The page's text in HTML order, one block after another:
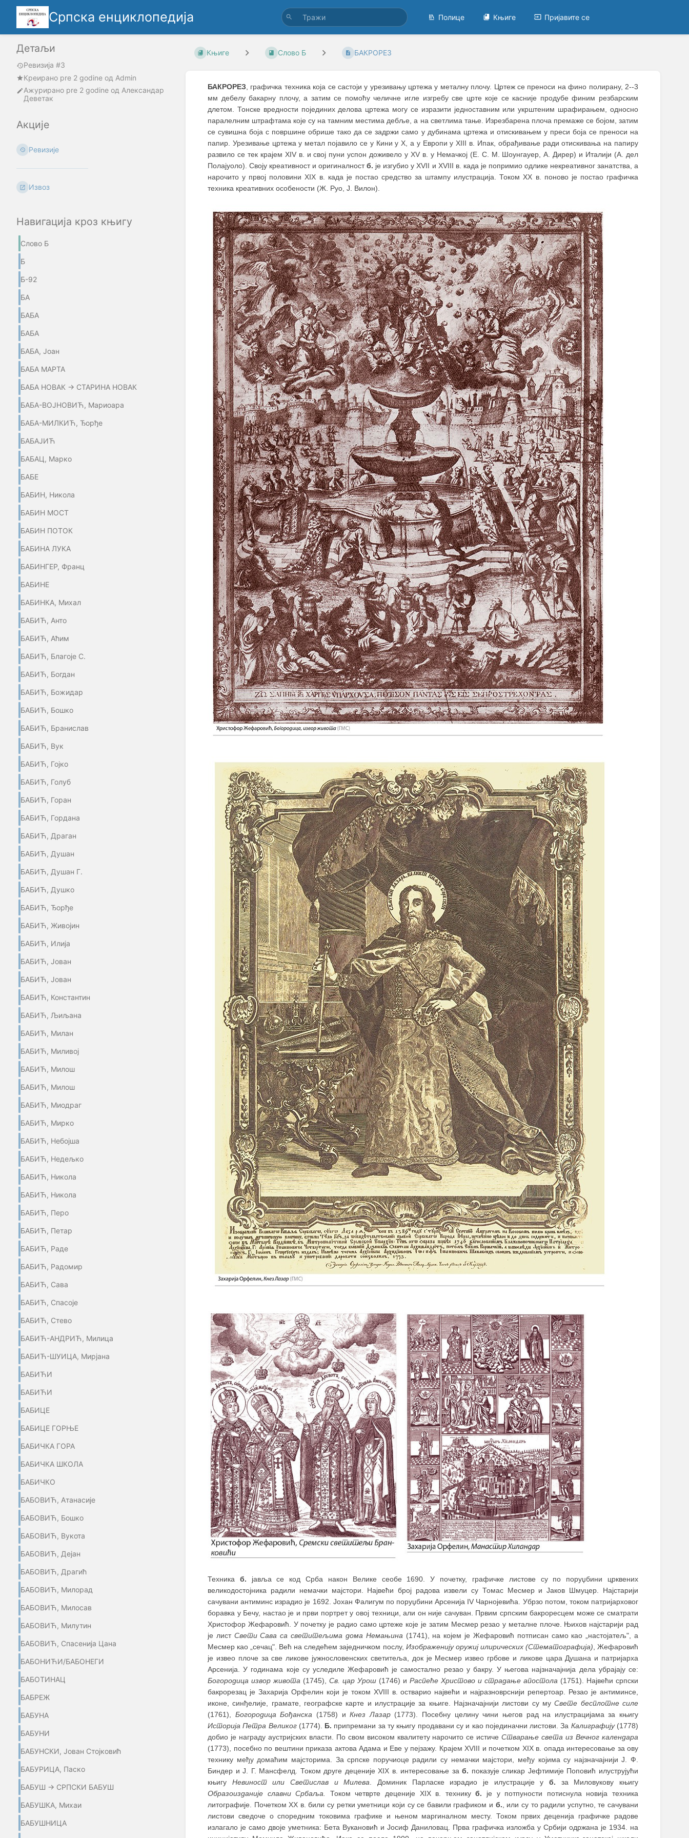
Српска енциклопедија Полице Књиге Пријавите се
Детаљи
Ревизија #3
Креирано pre 2 godine oд Admin
Ажурирано pre 2 godine од Александар
Деветак
Акције
Ревизије
Извоз
Навигација кроз књигу
Слово Б
Б
Б-92
БА
БАБА
БАБА
БАБА, Јоан
БАБА МАРТА
БАБА НОВАК → СТАРИНА НОВАК
БАБА-ВОЈНОВИЋ, Мариоара
БАБА-МИЛКИЋ, Ђорђе
БАБАЈИЋ
БАБАЦ, Марко
БАБЕ
БАБИН, Никола
БАБИН МОСТ
БАБИН ПОТОК
БАБИНА ЛУКА
БАБИНГЕР, Франц
БАБИНЕ
БАБИНКА, Михал
БАБИЋ, Анто
БАБИЋ, Аћим
БАБИЋ, Благоје С.
БАБИЋ, Богдан
БАБИЋ, Божидар
БАБИЋ, Бошко
БАБИЋ, Бранислав
БАБИЋ, Вук
БАБИЋ, Гојко
БАБИЋ, Голуб
БАБИЋ, Горан
БАБИЋ, Гордана
БАБИЋ, Драган
БАБИЋ, Душан
БАБИЋ, Душан Г.
БАБИЋ, Душко
БАБИЋ, Ђорђе
БАБИЋ, Живојин
БАБИЋ, Илија
БАБИЋ, Јован
БАБИЋ, Јован
БАБИЋ, Константин
БАБИЋ, Љиљана
БАБИЋ, Милан
БАБИЋ, Миливој
БАБИЋ, Милош
БАБИЋ, Милош
БАБИЋ, Миодраг
БАБИЋ, Мирко
БАБИЋ, Небојша
БАБИЋ, Недељко
БАБИЋ, Никола
БАБИЋ, Никола
БАБИЋ, Перо
БАБИЋ, Петар
БАБИЋ, Раде
БАБИЋ, Радомир
БАБИЋ, Сава
БАБИЋ, Спасоје
БАБИЋ, Стево
БАБИЋ-АНДРИЋ, Милица
БАБИЋ-ШУИЦА, Мирјана
БАБИЋИ
БАБИЋИ
БАБИЦЕ
БАБИЦЕ ГОРЊЕ
БАБИЧКА ГОРА
БАБИЧКА ШКОЛА
БАБИЧКО
БАБОВИЋ, Атанасије
БАБОВИЋ, Бошко
БАБОВИЋ, Вукота
БАБОВИЋ, Дејан
БАБОВИЋ, Драгић
БАБОВИЋ, Милорад
БАБОВИЋ, Милосав
БАБОВИЋ, Милутин
БАБОВИЋ, Спасенија Цана
БАБОНИЋИ/БАБОНЕГИ
БАБОТИНАЦ
БАБРЕЖ
БАБУНА
БАБУНИ
БАБУНСКИ, Јован Стојковић
БАБУРИЦА, Паско
БАБУШ → СРПСКИ БАБУШ
БАБУШКА, Михаи
БАБУШНИЦА
Књиге Слово Б БАКРОРЕЗ
БАКРОРЕЗ, графичка техникa која се састоји у урезивању цртежа у металну плочу. Цртеж се преноси на фино полирану, 2--3
мм дебелу бакарну плочу, а затим се помоћу челичне игле изгребу све црте које се касније продубе финим резбарским
длетом. Тонске вредности појединих делова цртежа могу се изразити једноставним или укрштеним шрафирањем, односно
паралелним штрафтама које су на тамним местима дебље, а на светлима тање. Изрезбарена плоча премаже се бојом, затим
се сувишна боја с површине обрише тако да се задржи само у дубинама цртежа и отискивањем у преси боја се преноси на
папир. Урезивање цртежа у метал појавило се у Кини у X, а у Европи у XIII в. Ипак, обрађивање ради отискивања на папиру
развило се тек крајем XIV в. и свој пуни успон доживело у XV в. у Немачкој (Е. С. М. Шоунгауер, А. Дирер) и Италији (А. дел
Полајуоло). Своју креативност и оригиналностб. је изгубио у XVII и XVIII в. када је попримио одлике некреативног занатства, а
нарочито у првој половини XIX в. када је постао средство за штампу илустрација. Током XX в. поново је постао графичка
техника креативних особености (Ж. Руо, Ј. Вилон).
Техника б. јавља се код Срба након Велике сеобе 1690. У почетку, графичке листове су по поруџбини црквених
великодостојника радили немачки мајстори. Највећи број радова извели су Томас Месмер и Јаков Шмуцер. Најстарији
сачувани антиминс израдио је 1692. Јохан Фалигум по поруџбини Арсенија IV Чарнојевића. Убрзо потом, током патријарховог
боравка у Бечу, настао је и први портрет у овој техници, али он није сачуван. Првим српским бакроресцем може се сматрати
Христофор Жефаровић. У почетку је радио само цртеже које је затим Месмер резао у металне плоче. Њихов најстарији рад
је лист Свети Сава са светитељима дома Немањина (1741), на којем је Жефаровић потписан само као „настојатељ", а
Месмер као „сечац". Већ на следећем заједничком послу, Изображенију оружиј илирических (Стематографија) , Жефаровић
је извео плоче за све ликове јужнословенских светитеља, док је Месмер извео грбове и ликове цара Душана и патријарха
Арсенија. У годинама које су уследиле Жефаровић је самостално резао у бакру. У његова најзначајнија дела убрајају се:
Богородица извор живота (1745), Св. цар Урош (1746) и Распеће Христово и страдање апостола (1751). Највећи српски
бакрорезац је Захарија Орфелин који је током XVIII в. остварио највећи и најразноврснији репертоар. Резао је антиминсе,
иконе, синђелије, грамате, географске карте и илустрације за књиге. Најзначајнији листови су муСвете бесплотне силе
(1761), Богородица Бођанска (1758) иКнез Лазар(1773). Посебну целину чини његов рад на илустрацијама за књигу
Историја Петра Великог(1774). Б. припремани за ту књигу продавани су и као појединачни листови. За Калиграфију(1778)
добио је награду аустријских власти. По свом високом квалитету нарочито се истичеСтварање света из Вечног календара
(1773), посебно по вештини приказа актова Адама и Еве у пејзажу. Крајем XVIII и почетком XIX в. опада интересовање за ову
технику међу домаћим мајсторима. За српске поручиоце радили су немачки мајстори, међу којима су најзначајнији Ј. Ф.
Биндер и Ј. Г. Мансфелд. Током друге деценије XIX в. интересовање заб. показује сликар Јефтимије Поповић илуструјући
књигу Невиност или Светислав и Милева . Доминик Парласке израдио је илустрације уб. за Миловукову књигу
Образоизданије славни Србаља.
Током четврте деценије XIX в. техникуб. је у потпуности потиснула новија техника
литографије. Почетком XX в. били су ретки уметници који су се бавили графиком и б. , или су то радили успутно, те сачувани
листови сведоче о споредним токовима графике и њеном маргиналном месту. Током првих деценија графичке радове
излагало је само двоје уметника: Бета Вукановић и Јосиф Даниловац. Прва графичка изложба у Србији одржана је 1934. на